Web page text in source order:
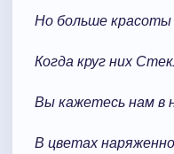
Но больше красоты
Когда круг них
Вы кажетесь нам в
В цветах